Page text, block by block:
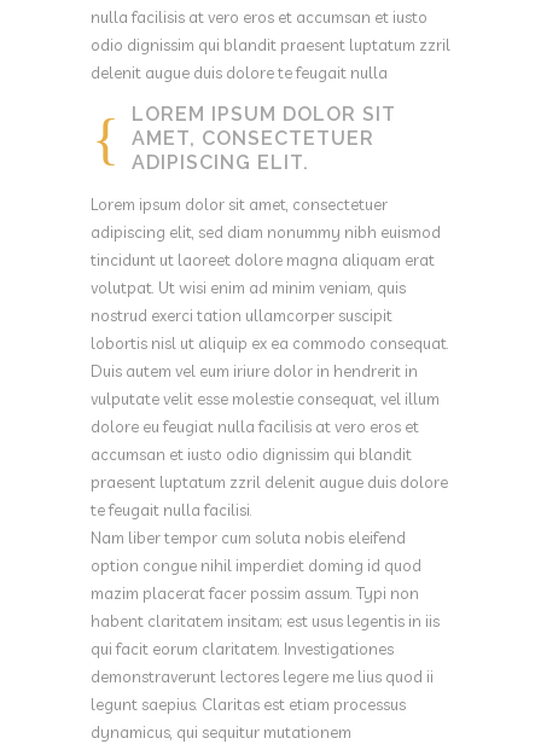
nulla facilisis at vero eros et accumsan et iusto
odio dignissim qui blandit praesent luptatum zzril
delenit augue duis dolore te feugait nulla
LOREM IPSUM DOLOR SIT
AMET, CONSECTETUER
ADIPISCING ELIT.
Lorem ipsum dolor sit amet, consectetuer
adipiscing elit, sed diam nonummy nibh euismod
tincidunt ut laoreet dolore magna aliquam erat
volutpat. Ut wisi enim ad minim veniam, quis
nostrud exerci tation ullamcorper suscipit
lobortis nisl ut aliquip ex ea commodo consequat.
Duis autem vel eum iriure dolor in hendrerit in
vulputate velit esse molestie consequat, vel illum
dolore eu feugiat nulla facilisis at vero eros et
accumsan et iusto odio dignissim qui blandit
praesent luptatum zzril delenit augue duis dolore
te feugait nulla facilisi.
Nam liber tempor cum soluta nobis eleifend
option congue nihil imperdiet doming id quod
mazim placerat facer possim assum. Typi non
habent claritatem insitam; est usus legentis in iis
qui facit eorum claritatem. Investigationes
demonstraverunt lectores legere me lius quod ii
legunt saepius. Claritas est etiam processus
dynamicus, qui sequitur mutationem